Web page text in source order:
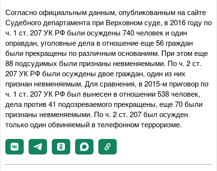
Согласно официальным данным, опубликованным на сайте
Судебного департамента при Верховном суде, в 2016 году по
ч. 1 ст. 207 УК РФ были осуждены 740 человек и один
оправдан, уголовные дела в отношение еще 56 граждан
были прекращены по различным основаниям. При этом еще
88 подсудимых были признаны невменяемыми. По ч. 2 ст.
207 УК РФ были осуждены двое граждан, один из них
признан невменяемым. Для сравнения, в 2015-м приговор по
ч. 1 ст. 207 УК РФ был вынесен в отношении 538 человек,
дела против 41 подозреваемого прекращены, еще 70 были
признаны невменяемыми. По ч. 2 ст. 207 был осужден
только один обвиняемый в телефонном терроризме.